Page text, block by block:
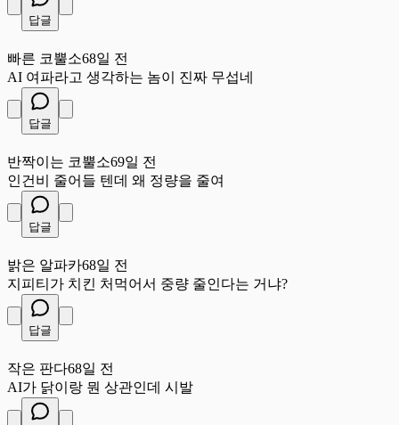
답글
빠른 코뿔소68일 전
AI 여파라고 생각하는 놈이 진짜 무섭네
답글
반짝이는 코뿔소69일 전
인건비 줄어들 텐데 왜 정량을 줄여
답글
밝은 알파카68일 전
지피티가 치킨 처먹어서 중량 줄인다는 거냐?
답글
작은 판다68일 전
AI가 닭이랑 뭔 상관인데 시발